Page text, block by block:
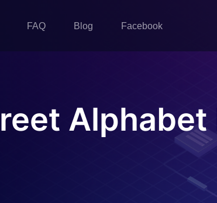
FAQ Blog Facebook